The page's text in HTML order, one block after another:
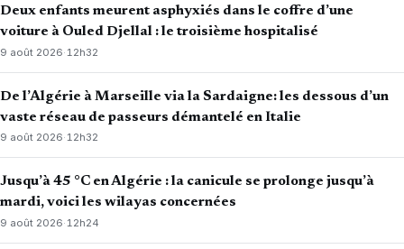
Deux enfants meurent asphyxiés dans le coffre d’une
voiture à Ouled Djellal : le troisième hospitalisé
9 août 2026·12h32
De l’Algérie à Marseille via la Sardaigne: les dessous d’un
vaste réseau de passeurs démantelé en Italie
9 août 2026·12h32
Jusqu’à 45 °C en Algérie : la canicule se prolonge jusqu’à
mardi, voici les wilayas concernées
9 août 2026·12h24